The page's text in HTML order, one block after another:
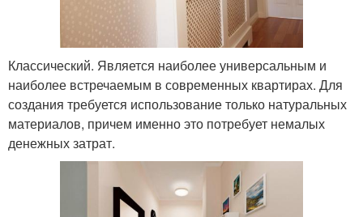
Классический. Является наиболее универсальным и
наиболее встречаемым в современных квартирах. Для
создания требуется использование только натуральных
материалов, причем именно это потребует немалых
денежных затрат.